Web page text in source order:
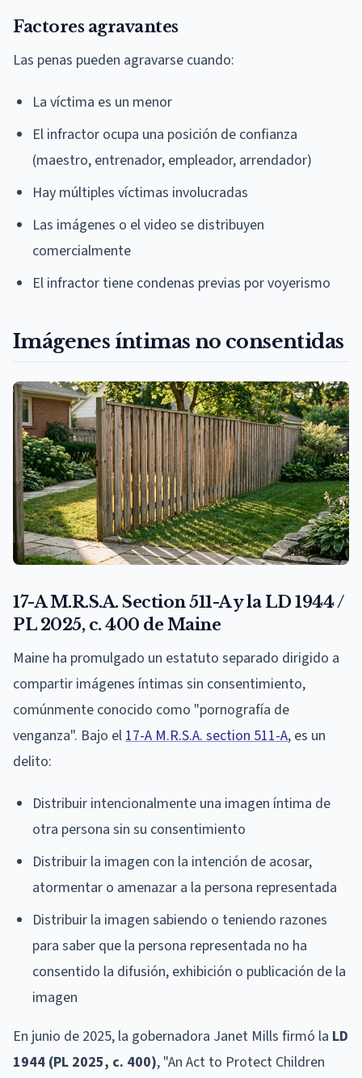
Factores agravantes
Las penas pueden agravarse cuando:
La víctima es un menor
El infractor ocupa una posición de confianza
(maestro, entrenador, empleador, arrendador)
Hay múltiples víctimas involucradas
Las imágenes o el video se distribuyen
comercialmente
El infractor tiene condenas previas por voyerismo
Imágenes íntimas no consentidas
17-A M.R.S.A. Section 511-A y la LD 1944 /
PL 2025, c. 400 de Maine
Maine ha promulgado un estatuto separado dirigido a
compartir imágenes íntimas sin consentimiento,
comúnmente conocido como "pornografía de
venganza". Bajo el 17-A M.R.S.A. section 511-A, es un
delito:
Distribuir intencionalmente una imagen íntima de
otra persona sin su consentimiento
Distribuir la imagen con la intención de acosar,
atormentar o amenazar a la persona representada
Distribuir la imagen sabiendo o teniendo razones
para saber que la persona representada no ha
consentido la difusión, exhibición o publicación de la
imagen
En junio de 2025, la gobernadora Janet Mills firmó la LD
1944 (PL 2025, c. 400), "An Act to Protect Children